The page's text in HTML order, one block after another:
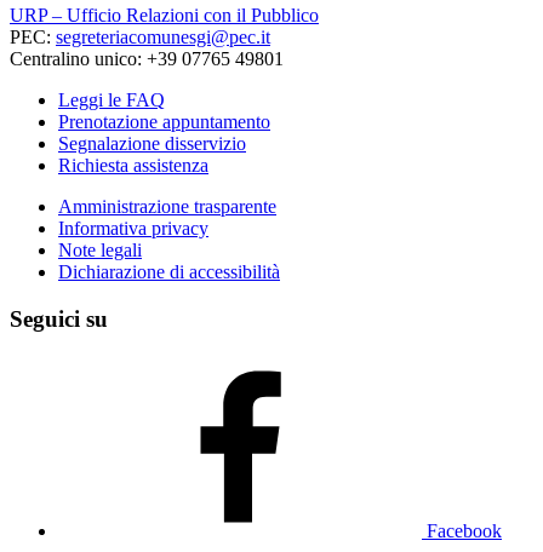
URP – Ufficio Relazioni con il Pubblico
PEC: segreteriacomunesgi@pec.it
Centralino unico: +39 07765 49801
Leggi le FAQ
Prenotazione appuntamento
Segnalazione disservizio
Richiesta assistenza
Amministrazione trasparente
Informativa privacy
Note legali
Dichiarazione di accessibilità
Seguici su
Facebook